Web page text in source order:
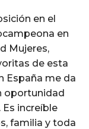
en el
en
Mujeres,
de esta
España me da
oportunidad
increíble
familia y toda